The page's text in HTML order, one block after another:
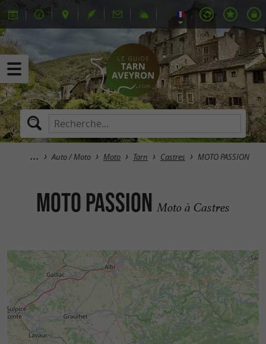
Auto / Moto Moto Tarn Castres MOTO PASSION
MOTO PASSION Moto à Castres